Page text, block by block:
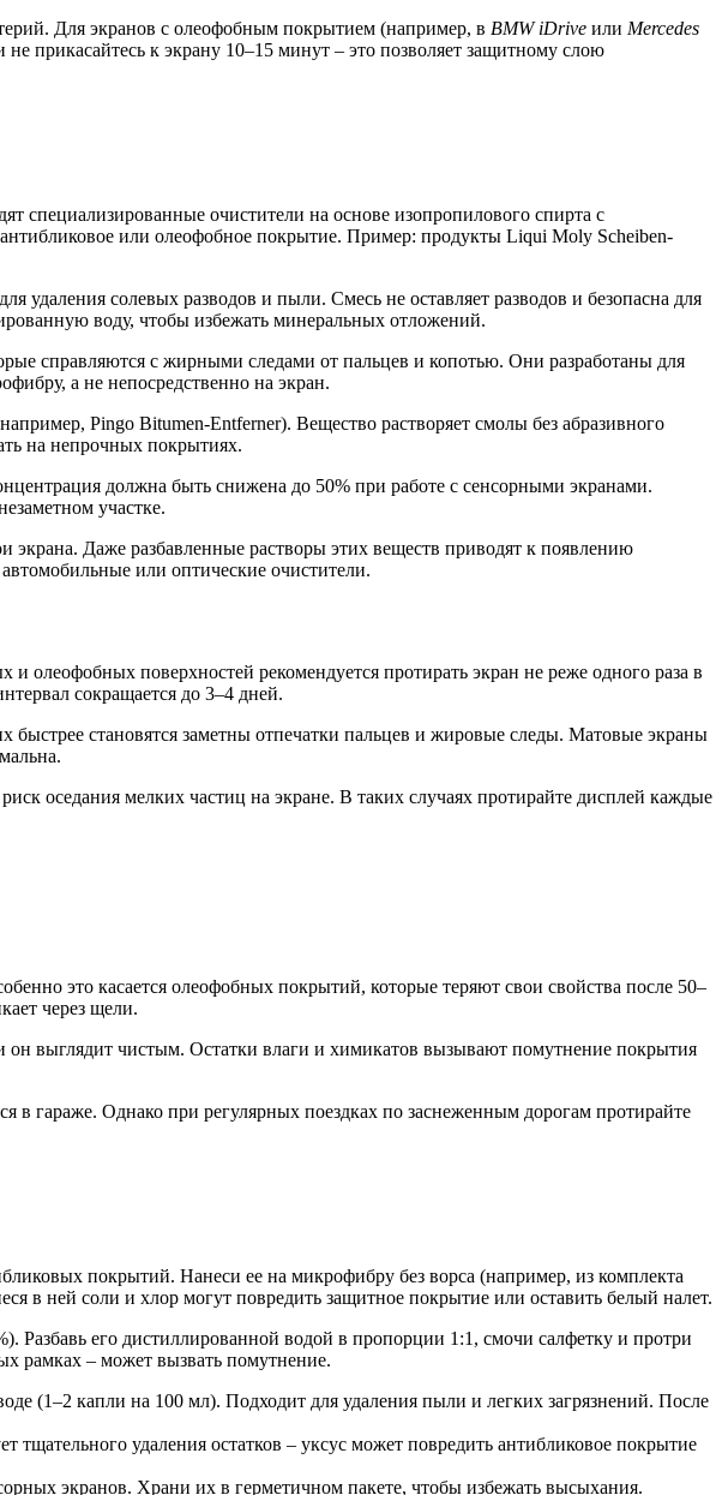
Для экранов с олеофобным покрытием (например, в BMW iDrive или Mercedes
прикасайтесь к экрану 10–15 минут – это позволяет защитному слою
специализированные очистители на основе изопропилового спирта с
или олеофобное покрытие. Пример: продукты Liqui Moly Scheiben-
удаления солевых разводов и пыли. Смесь не оставляет разводов и безопасна для
воду, чтобы избежать минеральных отложений.
справляются с жирными следами от пальцев и копотью. Они разработаны для
а не непосредственно на экран.
Pingo Bitumen-Entferner). Вещество растворяет смолы без абразивного
на непрочных покрытиях.
должна быть снижена до 50% при работе с сенсорными экранами.
участке.
экрана. Даже разбавленные растворы этих веществ приводят к появлению
или оптические очистители.
олеофобных поверхностей рекомендуется протирать экран не реже одного раза в
сокращается до 3–4 дней.
становятся заметны отпечатки пальцев и жировые следы. Матовые экраны
оседания мелких частиц на экране. В таких случаях протирайте дисплей каждые
это касается олеофобных покрытий, которые теряют свои свойства после 50–
через щели.
он выглядит чистым. Остатки влаги и химикатов вызывают помутнение покрытия
в гараже. Однако при регулярных поездках по заснеженным дорогам протирайте
покрытий. Нанеси ее на микрофибру без ворса (например, из комплекта
в ней соли и хлор могут повредить защитное покрытие или оставить белый налет.
его дистиллированной водой в пропорции 1:1, смочи салфетку и протри
рамках – может вызвать помутнение.
(1–2 капли на 100 мл). Подходит для удаления пыли и легких загрязнений. После
удаления остатков – уксус может повредить антибликовое покрытие
экранов. Храни их в герметичном пакете, чтобы избежать высыхания.